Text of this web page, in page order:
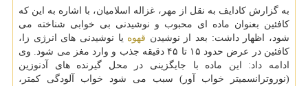
به گزارش کادایف به نقل از مهر، غزاله اسلامیان، با اشاره به این که
کافئین بعنوان ماده ای محبوب و نوشیدنی بی خوابی شناخته می
شود، اظهار داشت: بعد از نوشیدن قهوه یا نوشیدنی های انرژی زا،
کافئین در عرض حدود ۱۵ تا ۴۵ دقیقه جذب و وارد مغز می شود. وی
ادامه داد: این ماده با جایگزینی در محل گیرنده های آدنوزین
(نوروترانسمیتر خواب آور) سبب می شود خواب آلودگی کمتر،